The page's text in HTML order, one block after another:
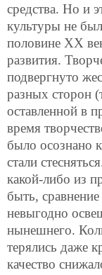
средства. Но и
культуры не
половине ХХ
развития.
подвергнуто
разных сторон
оставленной в
время
было осознано
стали
какой-либо из
быть,
невыгодно
нынешнего.
терялись даже
качество